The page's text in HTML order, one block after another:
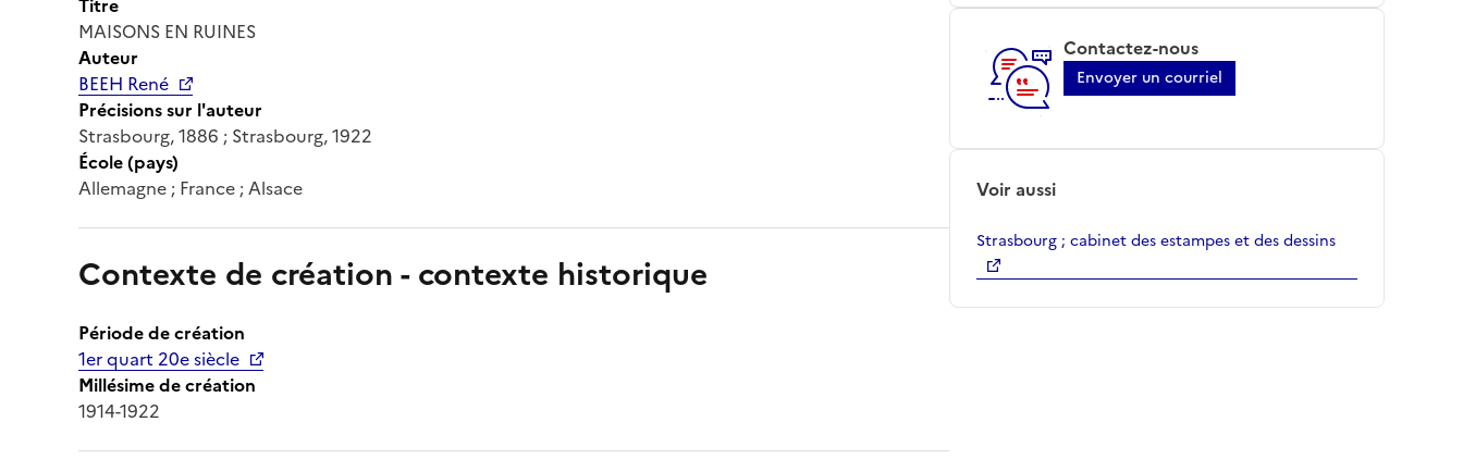
MAISONS EN RUINES
Auteur
BEEH René
Précisions sur l'auteur
Strasbourg, 1886 ; Strasbourg, 1922
École (pays)
Allemagne ; France ; Alsace
Contexte de création - contexte historique
Période de création
1er quart 20e siècle
Millésime de création
1914-1922
Contactez-nous
Envoyer un courriel
Voir aussi
Strasbourg ; cabinet des estampes et des dessins